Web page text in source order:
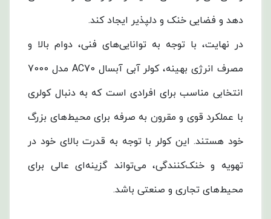
دهد و فضایی خنک و دلپذیر ایجاد کند.
در نهایت، با توجه به توانایی‌های فنی، دوام بالا و
مصرف انرژی بهینه، کولر آبی آبسال AC70 مدل 7000
انتخابی مناسب برای افرادی است که به دنبال کولری
با عملکرد قوی و مقرون به صرفه برای محیط‌های بزرگ
خود هستند. این کولر با توجه به قدرت بالای خود در
تهویه و خنک‌کنندگی، می‌تواند گزینه‌ای عالی برای
محیط‌های تجاری و صنعتی باشد.